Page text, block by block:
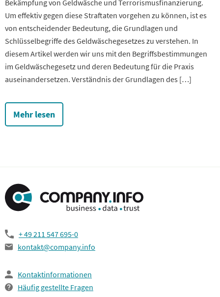
Bekämpfung von Geldwäsche und Terrorismusfinanzierung.
Um effektiv gegen diese Straftaten vorgehen zu können, ist es
von entscheidender Bedeutung, die Grundlagen und
Schlüsselbegriffe des Geldwäschegesetzes zu verstehen. In
diesem Artikel werden wir uns mit den Begriffsbestimmungen
im Geldwäschegesetz und deren Bedeutung für die Praxis
auseinandersetzen. Verständnis der Grundlagen des […]
Mehr lesen
+ 49 211 547 695-0
kontakt@company.info
Kontaktinformationen
Häufig gestellte Fragen